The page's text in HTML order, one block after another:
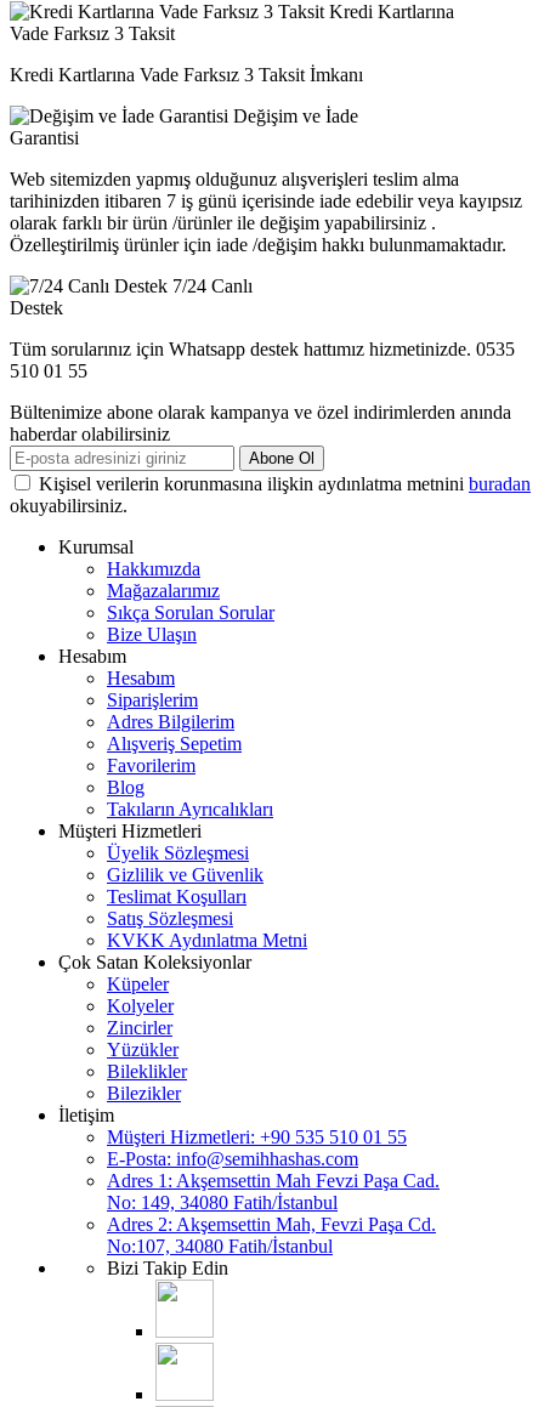
Kredi Kartlarına
Vade Farksız 3 Taksit
Kredi Kartlarına Vade Farksız 3 Taksit İmkanı
Değişim ve İade
Garantisi
Web sitemizden yapmış olduğunuz alışverişleri teslim alma
tarihinizden itibaren 7 iş günü içerisinde iade edebilir veya kayıpsız
olarak farklı bir ürün /ürünler ile değişim yapabilirsiniz .
Özelleştirilmiş ürünler için iade /değişim hakkı bulunmamaktadır.
7/24 Canlı
Destek
Tüm sorularınız için Whatsapp destek hattımız hizmetinizde. 0535
510 01 55
Bültenimize abone olarak kampanya ve özel indirimlerden anında
haberdar olabilirsiniz
Abone Ol
Kişisel verilerin korunmasına ilişkin aydınlatma metnini buradan
okuyabilirsiniz.
Kurumsal
Hakkımızda
Mağazalarımız
Sıkça Sorulan Sorular
Bize Ulaşın
Hesabım
Hesabım
Siparişlerim
Adres Bilgilerim
Alışveriş Sepetim
Favorilerim
Blog
Takıların Ayrıcalıkları
Müşteri Hizmetleri
Üyelik Sözleşmesi
Gizlilik ve Güvenlik
Teslimat Koşulları
Satış Sözleşmesi
KVKK Aydınlatma Metni
Çok Satan Koleksiyonlar
Küpeler
Kolyeler
Zincirler
Yüzükler
Bileklikler
Bilezikler
İletişim
Müşteri Hizmetleri: +90 535 510 01 55
E-Posta: info@semihhashas.com
Adres 1: Akşemsettin Mah Fevzi Paşa Cad.
No: 149, 34080 Fatih/İstanbul
Adres 2: Akşemsettin Mah, Fevzi Paşa Cd.
No:107, 34080 Fatih/İstanbul
Bizi Takip Edin